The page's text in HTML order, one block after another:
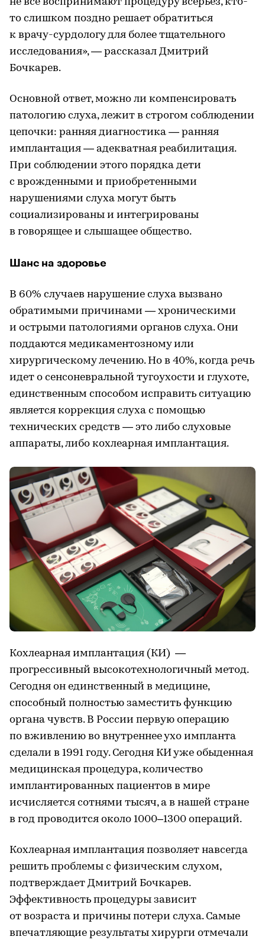
не все воспринимают процедуру всерьез, кто-
то слишком поздно решает обратиться
к врачу-сурдологу для более тщательного
исследования», — рассказал Дмитрий
Бочкарев.
Основной ответ, можно ли компенсировать
патологию слуха, лежит в строгом соблюдении
цепочки: ранняя диагностика — ранняя
имплантация — адекватная реабилитация.
При соблюдении этого порядка дети
с врожденными и приобретенными
нарушениями слуха могут быть
социализированы и интегрированы
в говорящее и слышащее общество.
Шанс на здоровье
В 60% случаев нарушение слуха вызвано
обратимыми причинами — хроническими
и острыми патологиями органов слуха. Они
поддаются медикаментозному или
хирургическому лечению. Но в 40%, когда речь
идет о сенсоневральной тугоухости и глухоте,
единственным способом исправить ситуацию
является коррекция слуха с помощью
технических средств — это либо слуховые
аппараты, либо кохлеарная имплантация.
Кохлеарная имплантация (КИ) —
прогрессивный высокотехнологичный метод.
Сегодня он единственный в медицине,
способный полностью заместить функцию
органа чувств. В России первую операцию
по вживлению во внутреннее ухо импланта
сделали в 1991 году. Сегодня КИ уже обыденная
медицинская процедура, количество
имплантированных пациентов в мире
исчисляется сотнями тысяч, а в нашей стране
в год проводится около 1000–1300 операций.
Кохлеарная имплантация позволяет навсегда
решить проблемы с физическим слухом,
подтверждает Дмитрий Бочкарев.
Эффективность процедуры зависит
от возраста и причины потери слуха. Самые
впечатляющие результаты хирурги отмечали